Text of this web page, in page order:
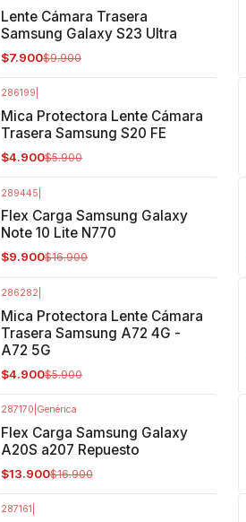
Lente Cámara Trasera
Samsung Galaxy S23 Ultra
$7.900$9.900
286199
Mica Protectora Lente Cámara
Trasera Samsung S20 FE
$4.900$5.900
289445
Flex Carga Samsung Galaxy
Note 10 Lite N770
$9.900$16.900
286282
Mica Protectora Lente Cámara
Trasera Samsung A72 4G -
A72 5G
$4.900$5.900
287170 Genérica
Flex Carga Samsung Galaxy
A20S a207 Repuesto
$13.900$16.900
287161